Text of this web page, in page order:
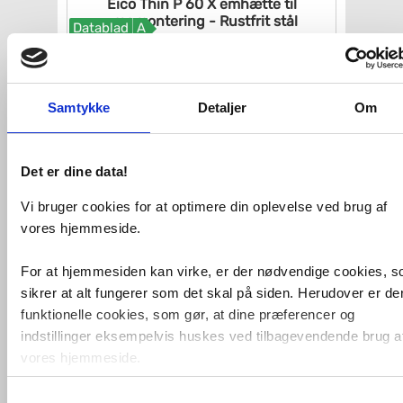
Samtykke Detaljer Om
Det er dine data!
Vi bruger cookies for at optimere din oplevelse ved brug af
vores hjemmeside.
For at hjemmesiden kan virke, er der nødvendige cookies,
sikrer at alt fungerer som det skal på siden. Herudover er
funktionelle cookies, som gør, at dine præferencer og
indstillinger eksempelvis huskes ved tilbagevendende brug
vores hjemmeside.
Eico Thin P 60 X emhætte til
vægmontering - Rustfrit stål
Datablad A
6.527,-
Eico ECH P 90 GX emhætte til
vægmontering - Rustfrit stål
Datablad
VVS nr. 6283